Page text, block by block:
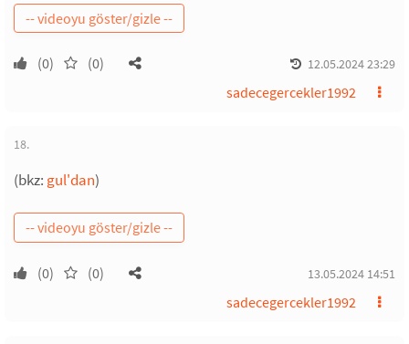
(0) (0) 12.05.2024 23:29
sadecegercekler1992
18.
(bkz: gul'dan)
(0) (0) 13.05.2024 14:51
sadecegercekler1992